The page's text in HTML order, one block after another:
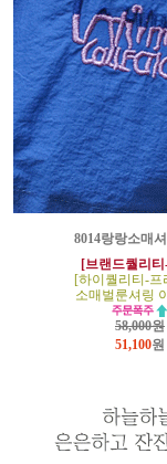
8014랑랑소매
[브랜드퀄리
[하이퀄리티-프
소매벌룬셔링
58,000원
51,100원